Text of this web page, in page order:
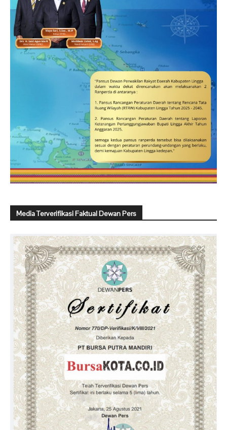
Media Terverifikasi Faktual Dewan Pers